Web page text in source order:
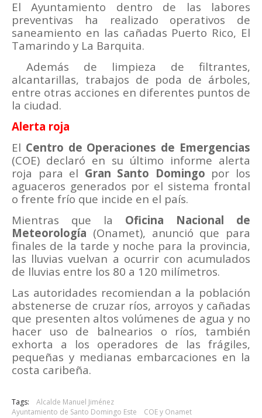
El Ayuntamiento dentro de las labores
preventivas ha realizado operativos de
saneamiento en las cañadas Puerto Rico, El
Tamarindo y La Barquita.
Además de limpieza de filtrantes,
alcantarillas, trabajos de poda de árboles,
entre otras acciones en diferentes puntos de
la ciudad.
Alerta roja
El Centro de Operaciones de Emergencias
(COE) declaró en su último informe alerta
roja para el Gran Santo Domingo por los
aguaceros generados por el sistema frontal
o frente frío que incide en el país.
Mientras que la Oficina Nacional de
Meteorología (Onamet), anunció que para
finales de la tarde y noche para la provincia,
las lluvias vuelvan a ocurrir con acumulados
de lluvias entre los 80 a 120 milímetros.
Las autoridades recomiendan a la población
abstenerse de cruzar ríos, arroyos y cañadas
que presenten altos volúmenes de agua y no
hacer uso de balnearios o ríos, también
exhorta a los operadores de las frágiles,
pequeñas y medianas embarcaciones en la
costa caribeña.
Tags:
Alcalde Manuel Jiménez
Ayuntamiento de Santo Domingo Este
COE y Onamet